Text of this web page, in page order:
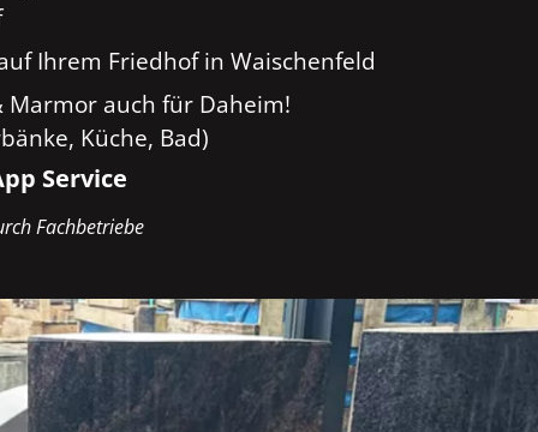
Ihrem Friedhof in Waischenfeld
Marmor auch für Daheim!
Küche, Bad)
Service
Fachbetriebe